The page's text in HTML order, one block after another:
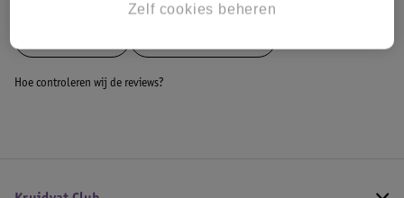
Hoe controleren wij de reviews?
Zelf cookies beheren